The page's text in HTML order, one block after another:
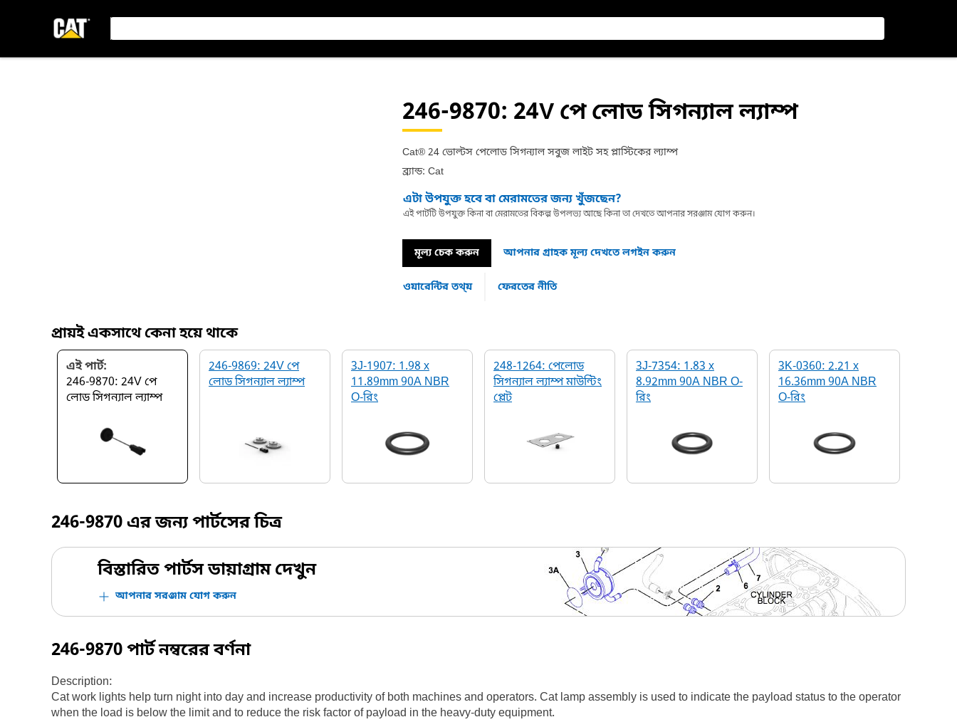
246-9870: 24V পে লোড সিগন্যাল ল্যাম্প
Cat® 24 ভোল্টস পেলোড সিগন্যাল সবুজ লাইট সহ প্লাস্টিকের ল্যাম্প
ব্র্যান্ড: Cat
এটা উপযুক্ত হবে বা মেরামতের জন্য খুঁজছেন?
এই পার্টটি উপযুক্ত কিনা বা মেরামতের বিকল্প উপলভ্য আছে কিনা তা দেখতে আপনার সরঞ্জাম যোগ করুন।
মূল্য চেক করুন আপনার গ্রাহক মূল্য দেখতে লগইন করুন
ওয়ারেন্টির তথ্য় ফেরতের নীতি
প্রায়ই একসাথে কেনা হয়ে থাকে
এই পার্ট:
246-9870: 24V পে
লোড সিগন্যাল ল্যাম্প
246-9869: 24V পে
লোড সিগন্যাল ল্যাম্প
3J-1907: 1.98 x
11.89mm 90A NBR
O-রিং
248-1264: পেলোড
সিগন্যাল ল্যাম্প মাউন্টিং
প্লেট
3J-7354: 1.83 x
8.92mm 90A NBR O-
রিং
3K-0360: 2.21 x
16.36mm 90A NBR
O-রিং
246-9870এর জন্য পার্টসের চিত্র
বিস্তারিত পার্টস ডায়াগ্রাম দেখুন
আপনার সরঞ্জাম যোগ করুন
246-9870পার্ট নম্বরের বর্ণনা
Description:
Cat work lights help turn night into day and increase productivity of both machines and operators. Cat lamp assembly is used to indicate the payload status to the operator
when the load is below the limit and to reduce the risk factor of payload in the heavy-duty equipment.